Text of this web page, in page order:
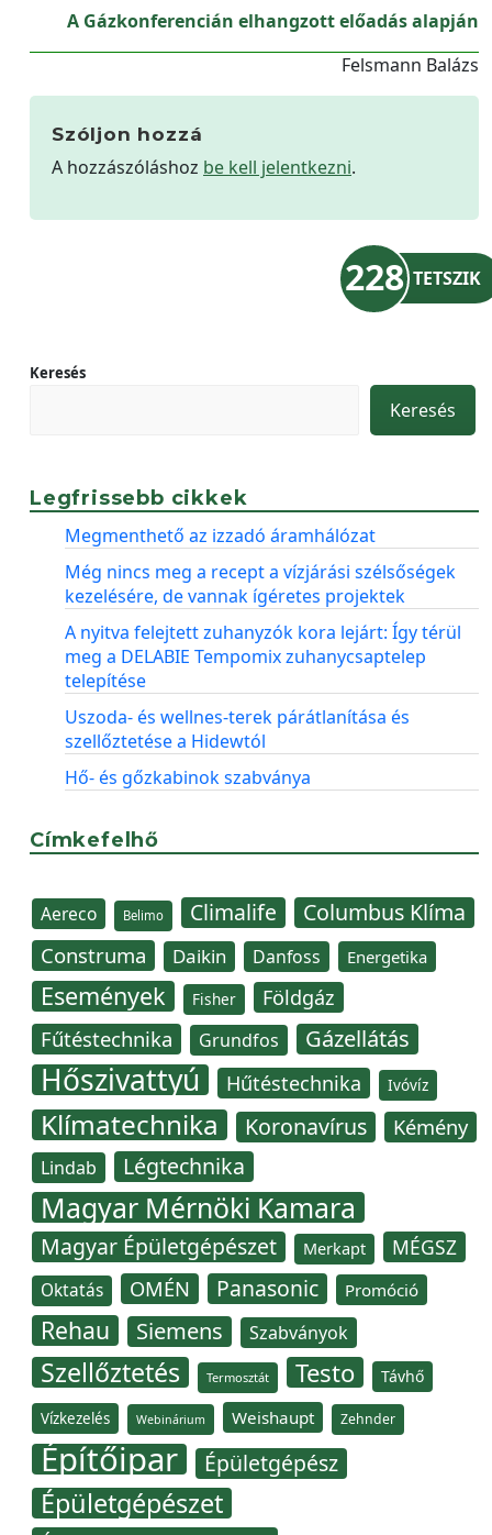
A Gázkonferencián elhangzott előadás alapján
Felsmann Balázs
Szóljon hozzá
A hozzászóláshoz be kell jelentkezni.
228 TETSZIK
Keresés
Keresés
Legfrissebb cikkek
Megmenthető az izzadó áramhálózat
Még nincs meg a recept a vízjárási szélsőségek
kezelésére, de vannak ígéretes projektek
A nyitva felejtett zuhanyzók kora lejárt: Így térül
meg a DELABIE Tempomix zuhanycsaptelep
telepítése
Uszoda- és wellnes-terek párátlanítása és
szellőztetése a Hidewtól
Hő- és gőzkabinok szabványa
Címkefelhő
Aereco Belimo Climalife Columbus Klíma
Construma Daikin Danfoss Energetika
Események Fisher Földgáz
Fűtéstechnika Grundfos Gázellátás
Hőszivattyú Hűtéstechnika Ivóvíz
Klímatechnika Koronavírus Kémény
Lindab Légtechnika
Magyar Mérnöki Kamara
Magyar Épületgépészet Merkapt MÉGSZ
Oktatás OMÉN Panasonic Promóció
Rehau Siemens Szabványok
Szellőztetés Termosztát Testo Távhő
Vízkezelés Webinárium Weishaupt Zehnder
Építőipar Épületgépész
Épületgépészet